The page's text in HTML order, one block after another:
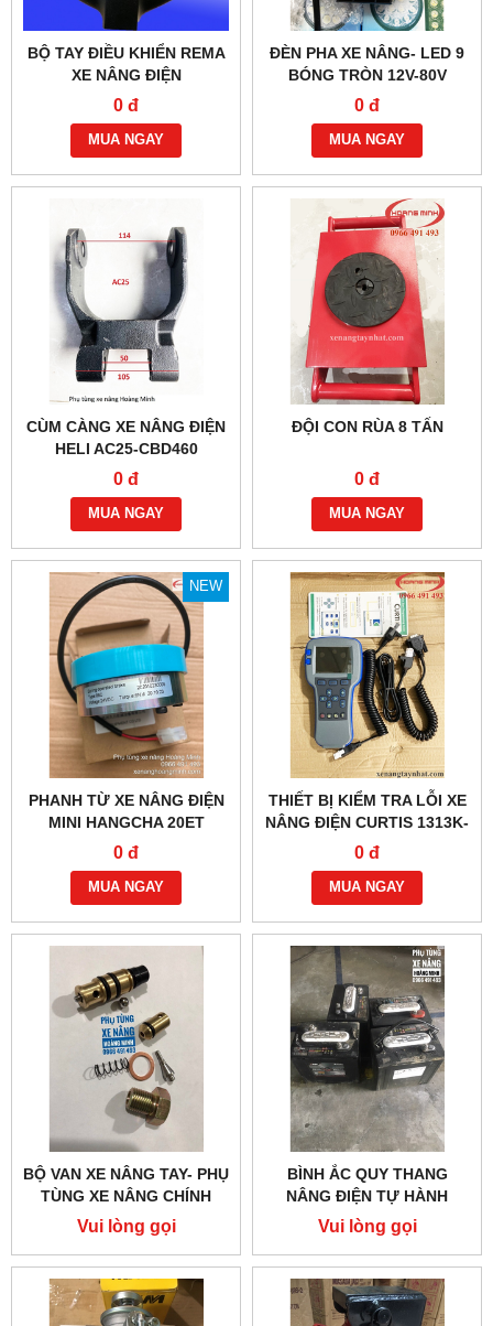
BỘ TAY ĐIỀU KHIỂN REMA
XE NÂNG ĐIỆN
0 đ
MUA NGAY
ĐÈN PHA XE NÂNG- LED 9
BÓNG TRÒN 12V-80V
0 đ
MUA NGAY
CÙM CÀNG XE NÂNG ĐIỆN
HELI AC25-CBD460
0 đ
MUA NGAY
ĐỘI CON RÙA 8 TẤN
0 đ
MUA NGAY
NEW
PHANH TỪ XE NÂNG ĐIỆN
MINI HANGCHA 20ET
0 đ
MUA NGAY
THIẾT BỊ KIỂM TRA LỖI XE
NÂNG ĐIỆN CURTIS 1313K-
4331
0 đ
MUA NGAY
BỘ VAN XE NÂNG TAY- PHỤ
TÙNG XE NÂNG CHÍNH
HÃNG
Vui lòng gọi
BÌNH ẮC QUY THANG
NÂNG ĐIỆN TỰ HÀNH
Vui lòng gọi